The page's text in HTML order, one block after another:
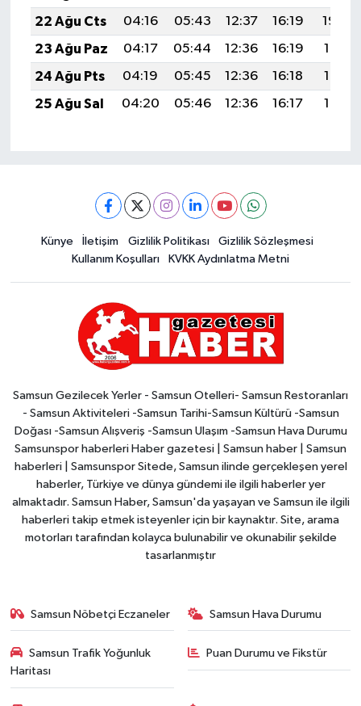
22 Ağu Cts
04:16 05:43 12:37 16:19
19:20
23 Ağu Paz
04:17 05:44 12:36 16:19
19:18
24 Ağu Pts
04:19 05:45 12:36 16:18
19:17
25 Ağu Sal
04:20 05:46 12:36 16:17 19:16
Künye İletişim Gizlilik Politikası
Gizlilik Sözleşmesi
Kullanım Koşulları
KVKK Aydınlatma Metni
Samsun Gezilecek Yerler - Samsun Otelleri- Samsun Restoranları
- Samsun Aktiviteleri -Samsun Tarihi-Samsun Kültürü -Samsun
Doğası -Samsun Alışveriş -Samsun Ulaşım -Samsun Hava Durumu
Samsunspor haberleri Haber gazetesi | Samsun haber | Samsun
haberleri | Samsunspor Sitede, Samsun ilinde gerçekleşen yerel
haberler, Türkiye ve dünya gündemi ile ilgili haberler yer
almaktadır. Samsun Haber, Samsun'da yaşayan ve Samsun ile ilgili
haberleri takip etmek isteyenler için bir kaynaktır. Site, arama
motorları tarafından kolayca bulunabilir ve okunabilir şekilde
tasarlanmıştır
Samsun Nöbetçi Eczaneler Samsun Hava Durumu
Samsun Trafik Yoğunluk
Haritası
Puan Durumu ve Fikstür